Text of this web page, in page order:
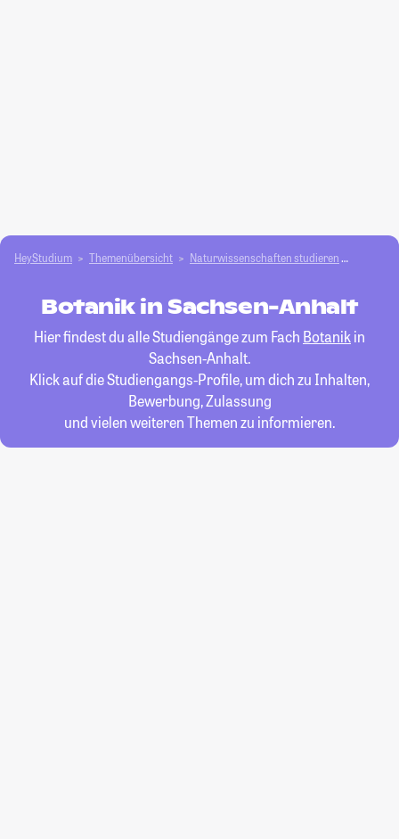
HeyStudium Themenübersicht Natur­wissenschaften studieren
Botanik in Sachsen-Anhalt
Hier findest du alle Studiengänge zum Fach Botanikin
Sachsen-Anhalt.
Klick auf die Studiengangs-Profile, um dich zu Inhalten,
Bewerbung, Zulassung
und vielen weiteren Themen zu informieren.